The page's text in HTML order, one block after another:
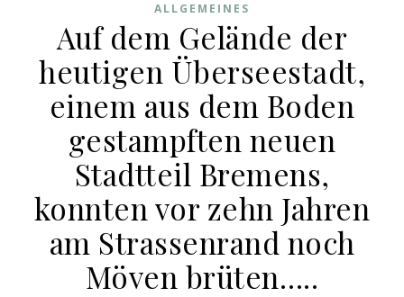
ALLGEMEINES
Auf dem Gelände der
heutigen Überseestadt,
einem aus dem Boden
gestampften neuen
Stadtteil Bremens,
konnten vor zehn Jahren
am Strassenrand noch
Möven brüten…..